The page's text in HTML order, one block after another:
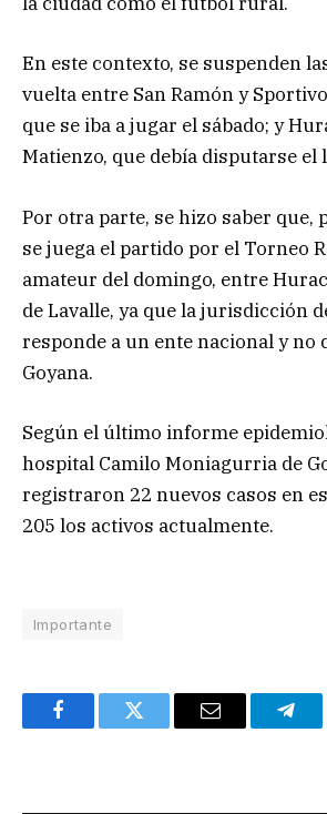
En este contexto, se suspenden
vuelta entre San Ramón y
que se iba a jugar el sábado; y
Matienzo, que debía disputarse el
Por otra parte, se hizo saber que,
se juega el partido por el Torneo
amateur del domingo, entre
de Lavalle, ya que la jurisdicción
responde a un ente nacional y no
Goyana.
Según el último informe
hospital Camilo Moniagurria de
registraron 22 nuevos casos en
205 los activos actualmente.
Importante
FacebookTwitter Email